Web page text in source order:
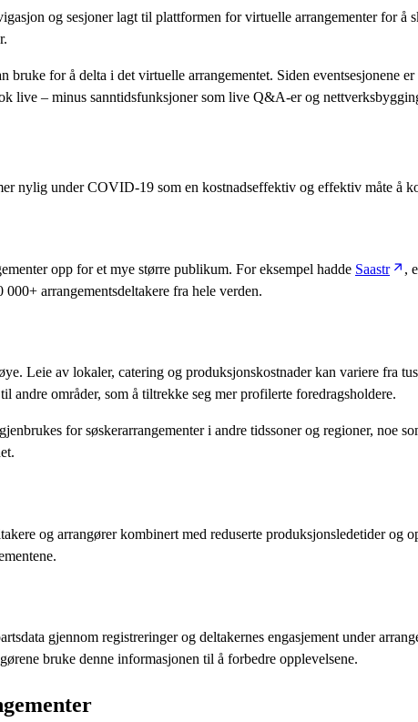
og sesjoner lagt til plattformen for virtuelle arrangementer for å
for å delta i det virtuelle arrangementet. Siden eventsesjonene
live – minus sanntidsfunksjoner som live Q&A-er og
nylig under COVID-19 som en kostnadseffektiv og effektiv måte å
opp for et mye større publikum. For eksempel hadde Saastr
,
arrangementsdeltakere fra hele verden.
Leie av lokaler, catering og produksjonskostnader kan variere fra
andre områder, som å tiltrekke seg mer profilerte foredragsholdere.
for søskerarrangementer i andre tidssoner og regioner, noe
og arrangører kombinert med reduserte produksjonsledetider og
gjennom registreringer og deltakernes engasjement under
bruke denne informasjonen til å forbedre opplevelsene.